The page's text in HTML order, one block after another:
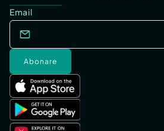
Email
Abonare